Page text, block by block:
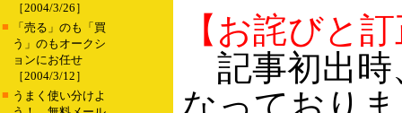
［2004/3/26］
■
「売る」のも「買
う」のもオークシ
ョンにお任せ
［2004/3/12］
■ うまく使い分けよ
【お詫びと
記事初出時